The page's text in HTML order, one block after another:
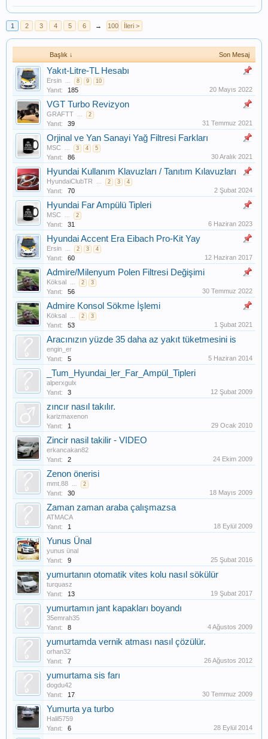
1 2 3 4 5 6 → 100 İleri >
Başlık ↓ Son Mesaj
Yakıt-Litre-TL Hesabı
Ersin ... 8 9 10
Yanıt: 185 20 Mayıs 2022
VGT Turbo Revizyon
GRAFTT ... 2
Yanıt: 39 31 Temmuz 2021
Orjinal ve Yan Sanayi Yağ Filtresi Farkları
MSC ... 3 4 5
Yanıt: 86 30 Aralık 2021
Hyundai Kullanım Klavuzları / Tanıtım Kılavuzları
HyundaiClubTR ... 2 3 4
Yanıt: 70 2 Şubat 2024
Hyundai Far Ampülü Tipleri
MSC ... 2
Yanıt: 31 6 Haziran 2023
Hyundai Accent Era Eibach Pro-Kit Yay
Ersin ... 2 3 4
Yanıt: 60 12 Haziran 2017
Admire/Milenyum Polen Filtresi Değişimi
Köksal ... 2 3
Yanıt: 56 30 Temmuz 2022
Admire Konsol Sökme İşlemi
Köksal ... 2 3
Yanıt: 53 1 Şubat 2021
Aracınızın yüzde 35 daha az yakıt tüketmesini is
engin_er
Yanıt:
5 5 Haziran 2014
_Tum_Hyundai_ler_Far_Ampül_Tipleri
alperxgulx
Yanıt:
3 12 Şubat 2009
zıncır nasıl takılır.
karizmaxenon
Yanıt:
1 29 Ocak 2010
Zincir nasil takilir - VIDEO
erkancakan82
Yanıt:
2 24 Ekim 2009
Zenon önerisi
mmt.88 ... 2
Yanıt: 30 18 Mayıs 2009
Zaman zaman araba çalışmazsa
ATMACA
Yanıt:
1 18 Eylül 2009
Yunus Ünal
yunus ünal
Yanıt:
9 25 Şubat 2016
yumurtanın otomatik vites kolu nasıl sökülür
turquasz
Yanıt:
13 19 Şubat 2017
yumurtamın jant kapakları boyandı
35emrah35
Yanıt:
8 4 Ağustos 2009
yumurtamda vernik atması nasıl çözülür.
orhan32
Yanıt:
7 26 Ağustos 2012
yumurtama sis farı
dogdu42
Yanıt:
17 30 Temmuz 2009
Yumurta ya turbo
Halil5759
Yanıt:
6 28 Eylül 2014